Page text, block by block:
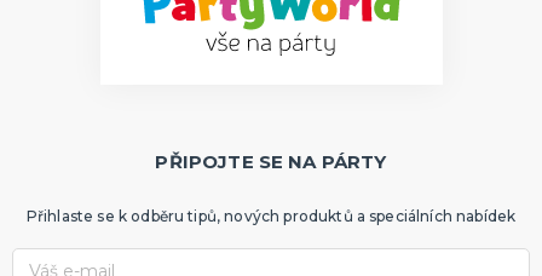
PŘIPOJTE SE NA PÁRTY
Přihlaste se k odběru tipů, nových produktů a speciálních nabídek